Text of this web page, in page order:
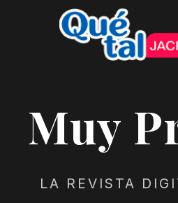
Muy
LA REVISTA